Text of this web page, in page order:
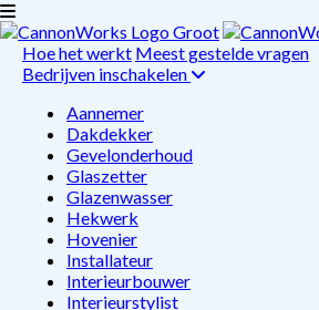
Hoe het werkt Meest gestelde vragen
Bedrijven inschakelen
Aannemer
Dakdekker
Gevelonderhoud
Glaszetter
Glazenwasser
Hekwerk
Hovenier
Installateur
Interieurbouwer
Interieurstylist